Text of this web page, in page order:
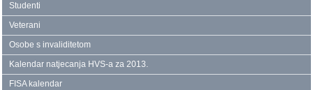
Studenti
Veterani
Osobe s invaliditetom
Kalendar natjecanja HVS‑a za 2013.
FISA kalendar